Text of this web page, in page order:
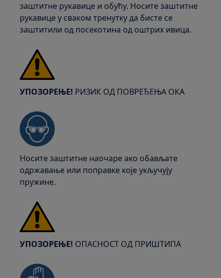
заштитне рукавице и обућу. Носите заштитне
рукавице у сваком тренутку да бисте се
заштитили од посекотина од оштрих ивица.
УПОЗОРЕЊЕ! РИЗИК ОД ПОВРЕЂЕЊА ОКА
Носите заштитне наочаре ако обављате
одржавање или поправке које укључују
пружине.
УПОЗОРЕЊЕ! ОПАСНОСТ ОД ПРИШТИПА